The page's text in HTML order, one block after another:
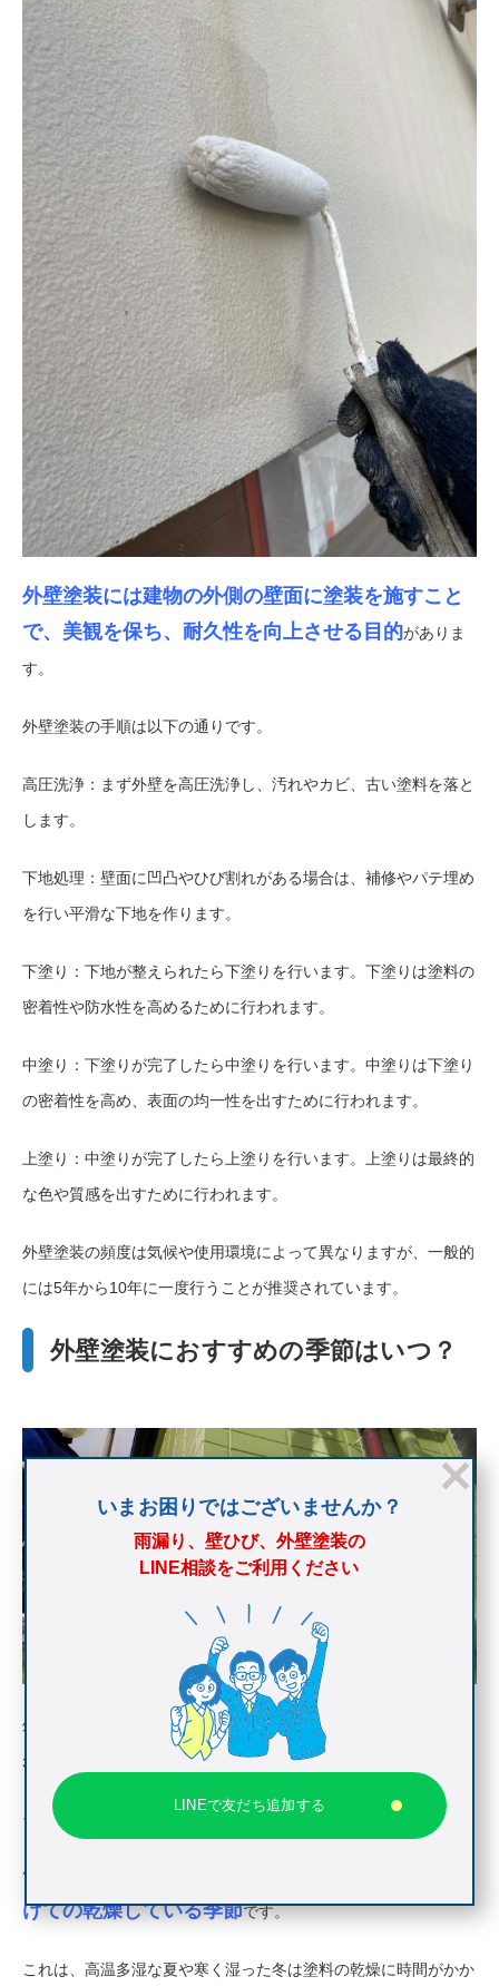
外壁塗装には建物の外側の壁面に塗装を施すこと
で、美観を保ち、耐久性を向上させる目的がありま
す。
外壁塗装の手順は以下の通りです。
高圧洗浄：まず外壁を高圧洗浄し、汚れやカビ、古い塗料を落と
します。
下地処理：壁面に凹凸やひび割れがある場合は、補修やパテ埋め
を行い平滑な下地を作ります。
下塗り：下地が整えられたら下塗りを行います。下塗りは塗料の
密着性や防水性を高めるために行われます。
中塗り：下塗りが完了したら中塗りを行います。中塗りは下塗り
の密着性を高め、表面の均一性を出すために行われます。
上塗り：中塗りが完了したら上塗りを行います。上塗りは最終的
な色や質感を出すために行われます。
外壁塗装の頻度は気候や使用環境によって異なりますが、一般的
には5年から10年に一度行うことが推奨されています。
外壁塗装におすすめの季節はいつ？
外壁塗装を行うにあたって、気温や湿度、降雨量などの気象条件
が塗装の品質に大きな影響を与えます。
そのため、外壁塗装には適した季節があります。
一般的に外壁塗装に適した季節は、春から秋にか
けての乾燥している季節です。
これは、高温多湿な夏や寒く湿った冬は塗料の乾燥に時間がかか
いまお困りではございませんか？
雨漏り、壁ひび、外壁塗装の
LINE相談をご利用ください
LINEで友だち追加する